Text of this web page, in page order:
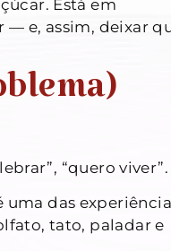
Está em
e, assim, deixar
“quero viver”.
uma das
tato, paladar e